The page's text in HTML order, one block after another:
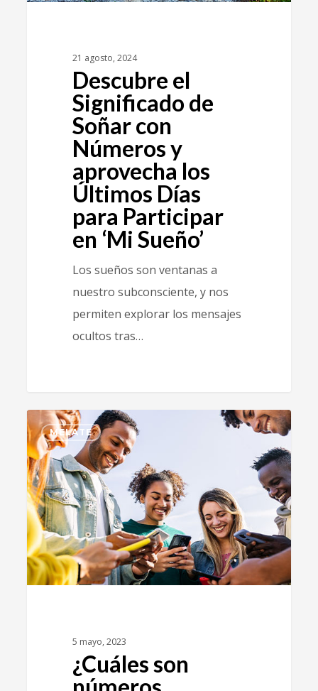
21 agosto, 2024
Descubre el
Significado de
Soñar con
Números y
aprovecha los
Últimos Días
para Participar
en ‘Mi Sueño’
Los sueños son ventanas a
nuestro subconsciente, y nos
permiten explorar los mensajes
ocultos tras…
MELATE
5 mayo, 2023
¿Cuáles son
0